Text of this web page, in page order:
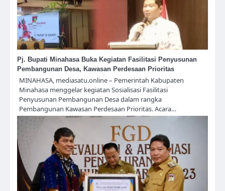
Pj. Bupati Minahasa Buka Kegiatan Fasilitasi Penyusunan
Pembangunan Desa, Kawasan Perdesaan Prioritas
MINAHASA, mediasatu.online – Pemerintah Kabupaten
Minahasa menggelar kegiatan Sosialisasi Fasilitasi
Penyusunan Pembangunan Desa dalam rangka
Pembangunan Kawasan Perdesaan Prioritas. Acara…